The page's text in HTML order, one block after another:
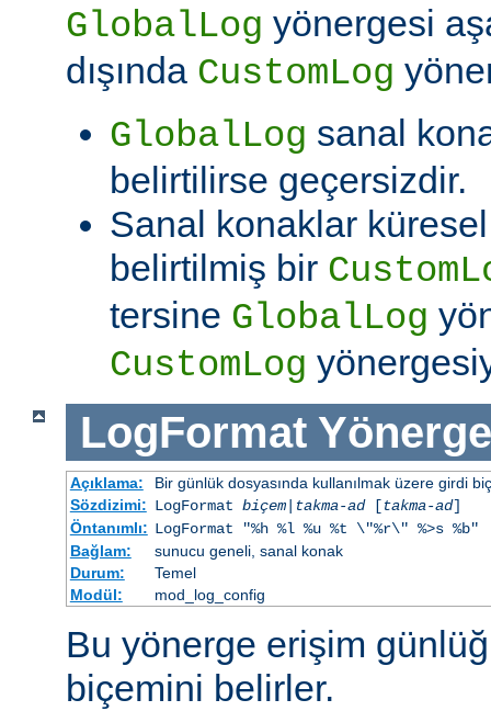
GlobalLog yönergesi
dışında CustomLog
GlobalLog sanal
belirtilirse geçersizdir.
Sanal konaklar
belirtilmiş bir
tersine GlobalLog
CustomLog
LogFormat
Açıklama:
Bir günlük dosyasında kullanılmak üzere girdi
Sözdizimi: LogFormat biçem| takma-ad[takma-ad]
Öntanımlı: LogFormat "%h %l %u %t \"%r\" %>s %b"
Bağlam:
sunucu geneli, sanal konak
Durum:
Temel
Modül:
mod_log_config
Bu yönerge erişim
biçemini belirler.